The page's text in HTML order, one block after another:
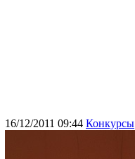
16/12/2011 09:44 Конкурсы